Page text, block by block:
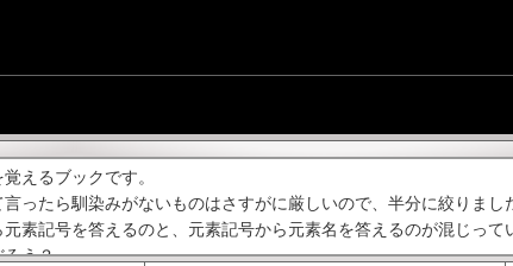
えるブックです。
ったら馴染みがないものはさすがに厳しいので、半分に絞りまし
元素記号を答えるのと、元素記号から元素名を答えるのが混じっ
ろう？